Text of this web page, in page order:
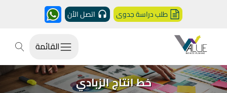
طلب دراسة جدوى اتصل الأن
القائمة
خط انتاج الزبادي